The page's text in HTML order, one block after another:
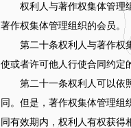
权利人与著作权集体管理组
著作权集体管理组织的会员。
第二十条权利人与著作权集
使或者许可他人行使合同约定
第二十一条权利人可以依照
同。但是，著作权集体管理
同有效期内，权利人有权获得